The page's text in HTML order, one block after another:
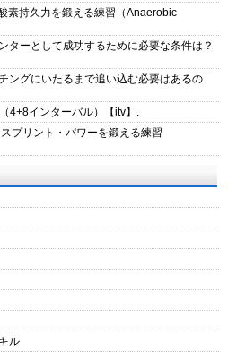
持久力を鍛える練習（Anaerobic
ターとして成功するために必要な条件は？
ングにいたるまで追い込む必要はあるの
4+8インターバル）【itv】.
プリント・パワーを鍛える練習
ル